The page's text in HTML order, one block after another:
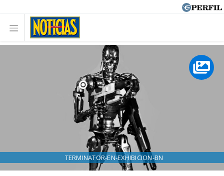
TERMINATOR-EN-EXHIBICION-BN